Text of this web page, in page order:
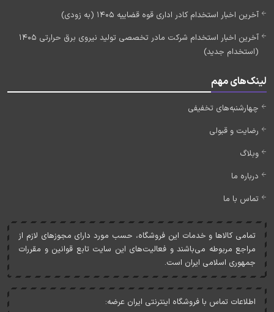
آخرین اخبار استخدام کادر اداری قوه قضاییه 1405 (به زودی)
آخرین اخبار استخدام شرکت مادر تخصصی تولید نیروی برق حرارتی 1405
(استخدام جدید)
لینک‌های مهم
چهارشنبه‌های تخفیفی
رضایت و قبولی
وبلاگ
درباره ما
تماس با ما
تمامی کالاها و خدمات اين فروشگاه، حسب مورد دارای مجوزهای لازم از
مراجع مربوطه می‌باشند و فعاليت‌های اين سايت تابع قوانين و مقررات
جمهوری اسلامی ايران است.
اطلاعات تماس با فروشگاه اینترنتی ایران عرضه: